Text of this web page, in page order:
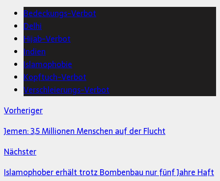
Bedeckungs-Verbot
Delhi
Hijab-Verbot
Indien
Islamophobie
Kopftuch-Verbot
Verschleierungs-Verbot
Vorheriger
Jemen: 3,5 Millionen Menschen auf der Flucht
Nächster
Islamophober erhält trotz Bombenbau nur fünf Jahre Haft